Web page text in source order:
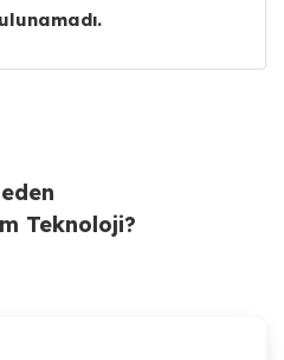
Teknoloji?